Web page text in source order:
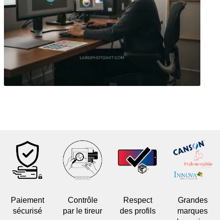
Paiement
sécurisé
Contrôle
par le tireur
Respect
des profils
Grandes
marques